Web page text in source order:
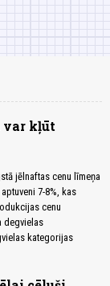
var kļūt
jēlnaftas cenu līmeņa
7-8%, kas
cenu
degvielas
kategorijas